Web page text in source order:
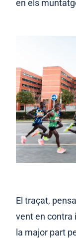
en els
El traçat,
vent en contra
la major part